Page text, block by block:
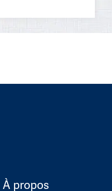
À propos